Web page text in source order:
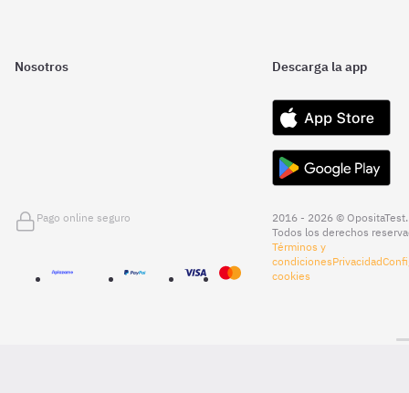
Nosotros Descarga la app
Pago online seguro
2016 - 2026 © OpositaTest.
Todos los derechos
Términos y
condicionesPrivacidad
cookies